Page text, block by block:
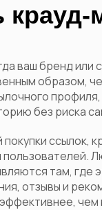
крауд-
ваш бренд или
образом,
без риска
ссылок,
там,
отзывы и
чем